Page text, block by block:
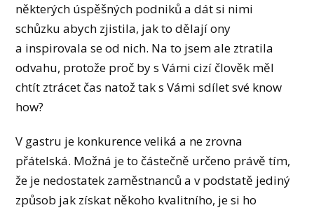
některých úspěšných podniků a dát si nimi
schůzku abych zjistila, jak to dělají ony
a inspirovala se od nich. Na to jsem ale ztratila
odvahu, protože proč by s Vámi cizí člověk měl
chtít ztrácet čas natož tak s Vámi sdílet své know
how?
V gastru je konkurence veliká a ne zrovna
přátelská. Možná je to částečně určeno právě tím,
že je nedostatek zaměstnanců a v podstatě jediný
způsob jak získat někoho kvalitního, je si ho